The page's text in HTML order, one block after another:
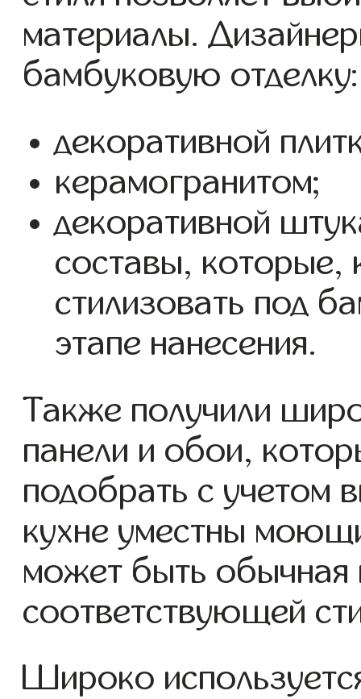
материалы.
бамбуковую отделку:
декоративной
керамогранитом;
декоративной
составы, которые,
стилизовать под
этапе нанесения.
Также получили
панели и обои,
подобрать с учетом
кухне уместны
может быть обычная
соответствующей
Широко